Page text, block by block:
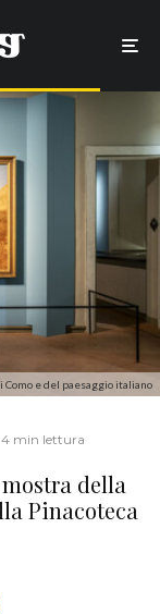
Como e del paesaggio italiano
4 min lettura
della
Pinacoteca